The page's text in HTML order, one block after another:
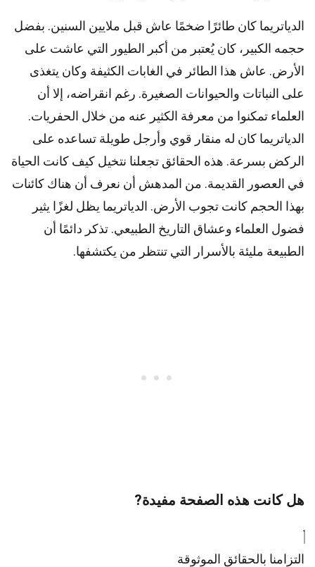
الدياتريما كان طائرًا ضخمًا عاش قبل ملايين السنين. بفضل
حجمه الكبير، كان يُعتبر من أكبر الطيور التي عاشت على
الأرض. عاش هذا الطائر في الغابات الكثيفة وكان يتغذى
على النباتات والحيوانات الصغيرة. رغم انقراضه، إلا أن
العلماء تمكنوا من معرفة الكثير عنه من خلال الحفريات.
الدياتريما كان له منقار قوي وأرجل طويلة تساعده على
الركض بسرعة. هذه الحقائق تجعلنا نتخيل كيف كانت الحياة
في العصور القديمة. من المدهش أن نعرف أن هناك كائنات
بهذا الحجم كانت تجوب الأرض. الدياتريما يظل لغزًا يثير
فضول العلماء وعشاق التاريخ الطبيعي. تذكر دائمًا أن
الطبيعة مليئة بالأسرار التي تنتظر من يكتشفها.
هل كانت هذه الصفحة مفيدة?
التزامنا بالحقائق الموثوقة